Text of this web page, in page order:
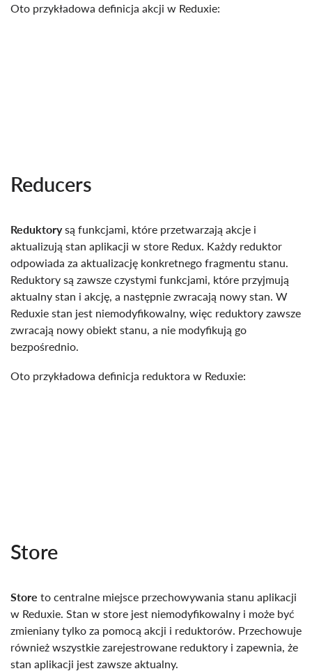
Oto przykładowa definicja akcji w Reduxie:
Reducers
Reduktorysą funkcjami, które przetwarzają akcje i
aktualizują stan aplikacji w store Redux. Każdy reduktor
odpowiada za aktualizację konkretnego fragmentu stanu.
Reduktory są zawsze czystymi funkcjami, które przyjmują
aktualny stan i akcję, a następnie zwracają nowy stan. W
Reduxie stan jest niemodyfikowalny, więc reduktory zawsze
zwracają nowy obiekt stanu, a nie modyfikują go
bezpośrednio.
Oto przykładowa definicja reduktora w Reduxie:
Store
Store to centralne miejsce przechowywania stanu aplikacji
w Reduxie. Stan w store jest niemodyfikowalny i może być
zmieniany tylko za pomocą akcji i reduktorów. Przechowuje
również wszystkie zarejestrowane reduktory i zapewnia, że ​​
stan aplikacji jest zawsze aktualny.